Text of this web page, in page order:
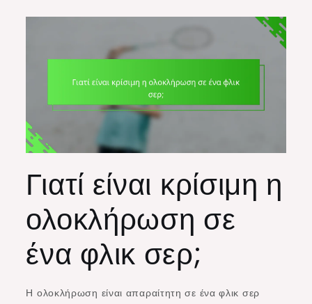
Γιατί είναι κρίσιμη η
ολοκλήρωση σε
ένα φλικ σερ;
Η ολοκλήρωση είναι απαραίτητη σε ένα φλικ σερ